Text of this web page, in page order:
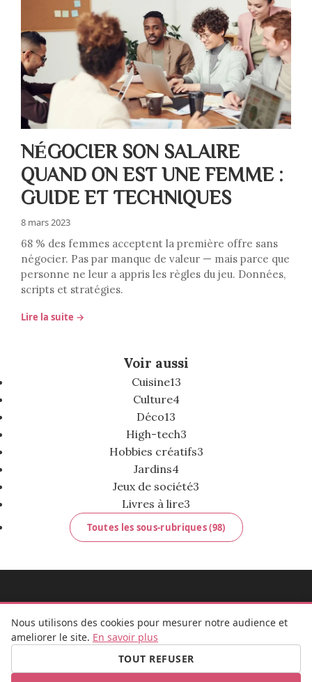
NÉGOCIER SON SALAIRE
QUAND ON EST UNE FEMME :
GUIDE ET TECHNIQUES
8 mars 2023
68 % des femmes acceptent la première offre sans
négocier. Pas par manque de valeur — mais parce que
personne ne leur a appris les règles du jeu. Données,
scripts et stratégies.
Lire la suite →
Voir aussi
Cuisine13
Culture4
Déco13
High-tech3
Hobbies créatifs3
Jardins4
Jeux de société3
Livres à lire3
Toutes les sous-rubriques (98)
FB IG
Nous utilisons des cookies pour mesurer notre audience et
ameliorer le site. En savoir plus
TOUT REFUSER